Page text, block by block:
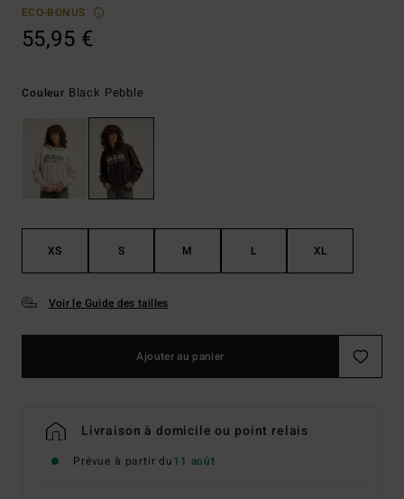
ECO-BONUS
55,95 €
Couleur Black Pebble
XS S M L XL
Voir le Guide des tailles
Ajouter au panier
Livraison à domicile ou point relais
Prévue à partir du11 août